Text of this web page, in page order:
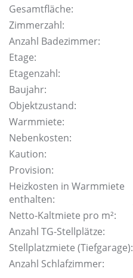
Gesamtfläche:
Zimmerzahl:
Anzahl Badezimmer:
Etage:
Etagenzahl:
Baujahr:
Objektzustand:
Warmmiete:
Nebenkosten:
Kaution:
Provision:
Heizkosten in Warmmiete
enthalten:
Netto-Kaltmiete pro m²:
Anzahl TG-Stellplätze:
Stellplatzmiete (Tiefgarage):
Anzahl Schlafzimmer: